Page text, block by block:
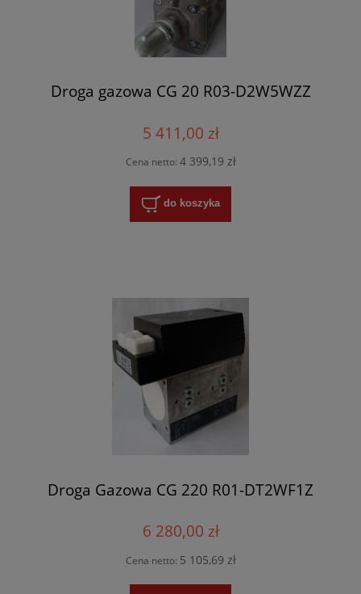
Droga gazowa CG 20 R03-D2W5WZZ
5 411,00 zł
Cena netto: 4 399,19 zł
do koszyka
Droga Gazowa CG 220 R01-DT2WF1Z
6 280,00 zł
Cena netto: 5 105,69 zł